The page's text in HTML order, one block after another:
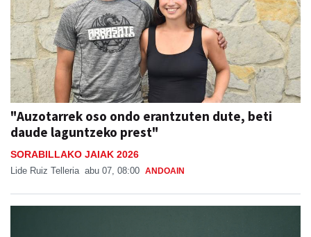
"Auzotarrek oso ondo erantzuten dute, beti
daude laguntzeko prest"
SORABILLAKO JAIAK 2026
Lide Ruiz Telleria abu 07, 08:00 ANDOAIN